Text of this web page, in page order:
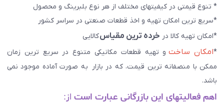
* تنوع قیمتی در کیفیتهای مختلف از هر نوع بلبرینگ و محصول
*سریع ترین امکان تهیه و اخذ قطعات صنعتی در سراسر کشور
*امکان تهیه کالا در خرده ترین مقیاسکالایی
*امکان ساختو تهیه قطعات مکانیکی متنوع در سریع ترین زمان
ممکن با منصفانه ترین قیمت، که در بازار به صورت آماده موجود نمی
باشد.
اهم فعالیتهای این بازرگانی عبارت است از: